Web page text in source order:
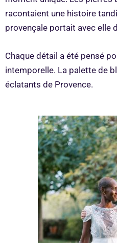
racontaient une histoire
provençale portait avec elle
Chaque détail a été pensé
intemporelle. La palette de
éclatants de Provence.